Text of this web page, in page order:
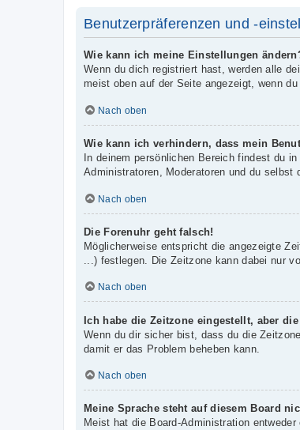
Benutzerpräferenzen und -
Wie kann ich meine Einstellungen
Wenn du dich registriert hast, werden alle
meist oben auf der Seite angezeigt, wenn
Nach oben
Wie kann ich verhindern, dass mein
In deinem persönlichen Bereich findest du
Administratoren, Moderatoren und du
Nach oben
Die Forenuhr geht falsch!
Möglicherweise entspricht die angezeigte
...) festlegen. Die Zeitzone kann dabei nur
Nach oben
Ich habe die Zeitzone eingestellt, aber
Wenn du dir sicher bist, dass du die
damit er das Problem beheben kann.
Nach oben
Meine Sprache steht auf diesem Board
Meist hat die Board-Administration